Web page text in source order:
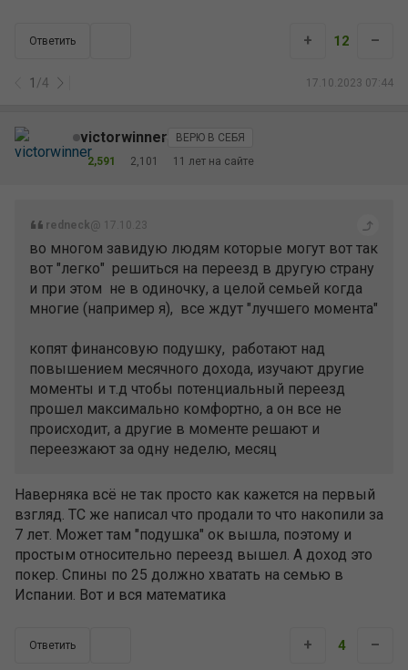
Ответить
1 /4 17.10.2023 07:44
+ 12 –
victorwinner
ВЕРЮ В СЕБЯ
2,591
2,101 11 лет на сайте
redneck@ 17.10.23
во многом завидую людям которые могут вот так
вот "легко" решиться на переезд в другую страну
и при этом не в одиночку, а целой семьей когда
многие (например я), все ждут "лучшего момента"
копят финансовую подушку, работают над
повышением месячного дохода, изучают другие
моменты и т.д чтобы потенциальный переезд
прошел максимально комфортно, а он все не
происходит, а другие в моменте решают и
переезжают за одну неделю, месяц
Наверняка всё не так просто как кажется на первый
взгляд. ТС же написал что продали то что накопили за
7 лет. Может там "подушка" ок вышла, поэтому и
простым относительно переезд вышел. А доход это
покер. Спины по 25 должно хватать на семью в
Испании. Вот и вся математика
Ответить + 4 –